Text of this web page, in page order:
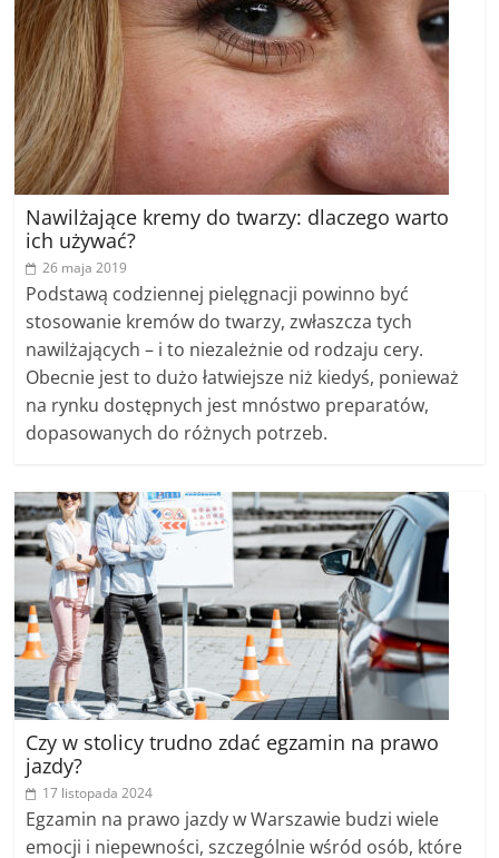
Nawilżające kremy do twarzy: dlaczego warto
ich używać?
26 maja 2019
Podstawą codziennej pielęgnacji powinno być
stosowanie kremów do twarzy, zwłaszcza tych
nawilżających – i to niezależnie od rodzaju cery.
Obecnie jest to dużo łatwiejsze niż kiedyś, ponieważ
na rynku dostępnych jest mnóstwo preparatów,
dopasowanych do różnych potrzeb.
Czy w stolicy trudno zdać egzamin na prawo
jazdy?
17 listopada 2024
Egzamin na prawo jazdy w Warszawie budzi wiele
emocji i niepewności, szczególnie wśród osób, które